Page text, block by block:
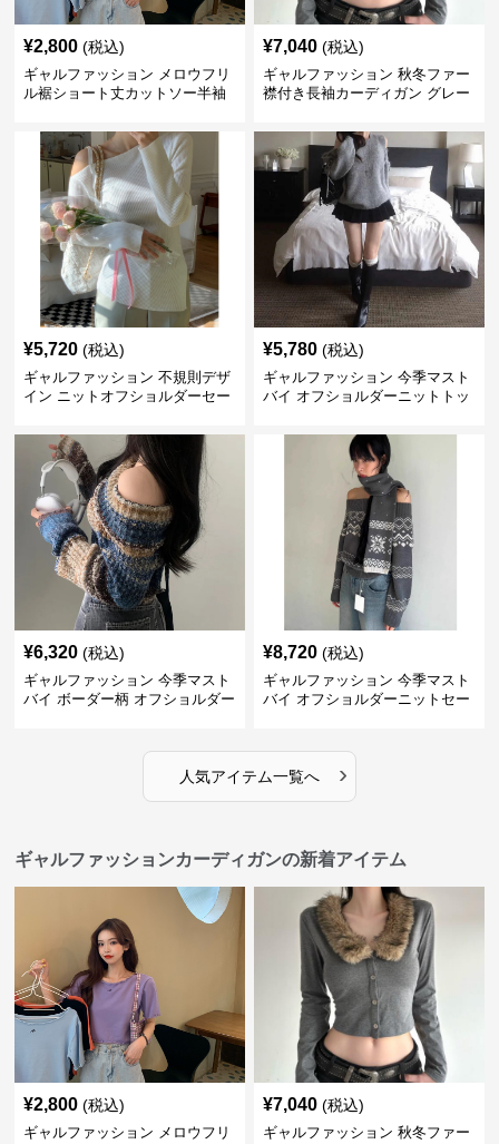
¥2,800 (税込)
ギャルファッション メロウフリ
ル裾ショート丈カットソー半袖
¥7,040 (税込)
ギャルファッション 秋冬ファー
襟付き長袖カーディガン グレー
¥5,720 (税込)
ギャルファッション 不規則デザ
イン ニットオフショルダーセー
¥5,780 (税込)
ギャルファッション 今季マスト
バイ オフショルダーニットトッ
¥6,320 (税込)
ギャルファッション 今季マスト
バイ ボーダー柄 オフショルダー
¥8,720 (税込)
ギャルファッション 今季マスト
バイ オフショルダーニットセー
人気アイテム一覧へ ›
ギャルファッションカーディガンの新着アイテム
¥2,800 (税込)
ギャルファッション メロウフリ
¥7,040 (税込)
ギャルファッション 秋冬ファー